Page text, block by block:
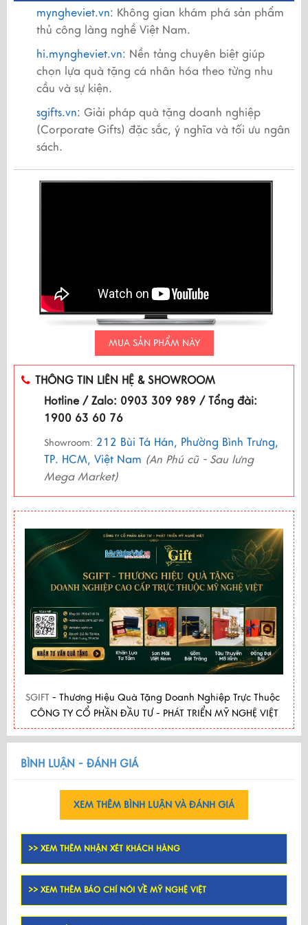
myngheviet.vn: Không gian khám phá sản phẩm
thủ công làng nghề Việt Nam.
hi.myngheviet.vn: Nền tảng chuyên biệt giúp
chọn lựa quà tặng cá nhân hóa theo từng nhu
cầu và sự kiện.
sgifts.vn: Giải pháp quà tặng doanh nghiệp
(Corporate Gifts) đặc sắc, ý nghĩa và tối ưu ngân
sách.
MUA SẢN PHẨM NÀY
THÔNG TIN LIÊN HỆ & SHOWROOM
Hotline / Zalo: 0903 309 989 / Tổng đài:
1900 63 60 76
Showroom: 212 Bùi Tá Hán, Phường Bình Trưng,
TP. HCM, Việt Nam (An Phú cũ - Sau lưng
Mega Market)
SGIFT - Thương Hiệu Quà Tặng Doanh Nghiệp Trực Thuộc
CÔNG TY CỔ PHẦN ĐẦU TƯ - PHÁT TRIỂN MỸ NGHỆ VIỆT
BÌNH LUẬN - ĐÁNH GIÁ
XEM THÊM BÌNH LUẬN VÀ ĐÁNH GIÁ
>> XEM THÊM NHẬN XÉT KHÁCH HÀNG
>> XEM THÊM BÁO CHÍ NÓI VỀ MỸ NGHỆ VIỆT